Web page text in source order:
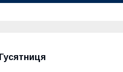
Гусятниця